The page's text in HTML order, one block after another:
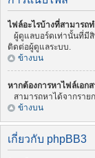
ไฟล์อะไรบ้างที่สามารถ
ผู้ดูแลบอร์ดเท่านั้นที่มี
ติดต่อผู้ดูแลระบบ.
ข้างบน
หากต้องการหาไฟล์เอก
สามารถหาได้จากรา
ข้างบน
เกี่ยวกับ phpBB3